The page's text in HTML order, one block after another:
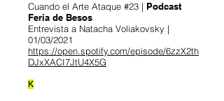
Cuando el Arte Ataque #23 | Podcast
Feria de Besos
Entrevista a Natacha Voliakovsky |
01/03/2021
https://open.spotify.com/episode/6zzX2th
DJxXACI7JtU4X5G
K